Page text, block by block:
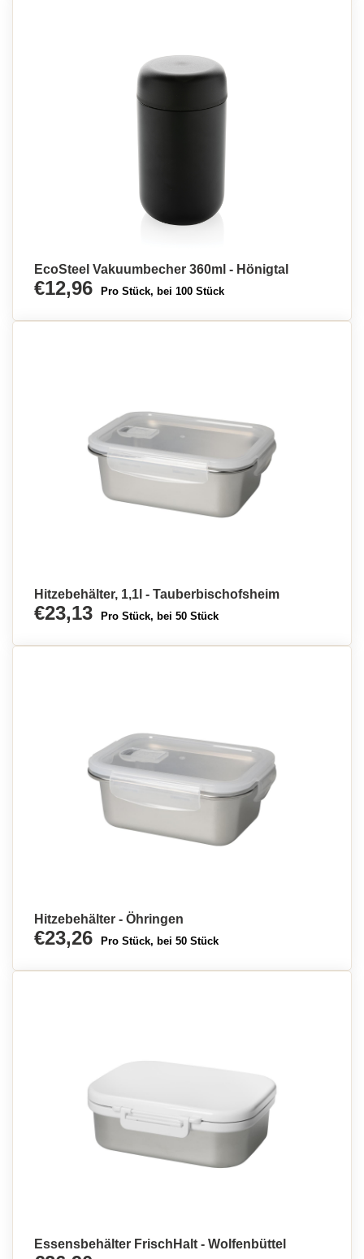
EcoSteel Vakuumbecher 360ml - Hönigtal
€12,96 Pro Stück, bei 100 Stück
Hitzebehälter, 1,1l - Tauberbischofsheim
€23,13 Pro Stück, bei 50 Stück
Hitzebehälter - Öhringen
€23,26 Pro Stück, bei 50 Stück
Essensbehälter FrischHalt - Wolfenbüttel